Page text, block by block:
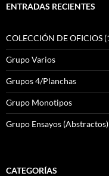
ENTRADAS RECIENTES
COLECCIÓN DE OFICIOS
Grupo Varios
Grupos 4/Planchas
Grupo Monotipos
Grupo Ensayos (Abstractos)
CATEGORÍAS